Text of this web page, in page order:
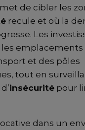
de cibler les
recule et où la
Les
emplacements
et des pôles
tout en
insécurité pour
dans un